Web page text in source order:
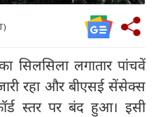
सिलसिला लगातार पांचवें
जारी रहा और बीएसई सेंसेक्स
स्तर पर बंद हुआ। इसी